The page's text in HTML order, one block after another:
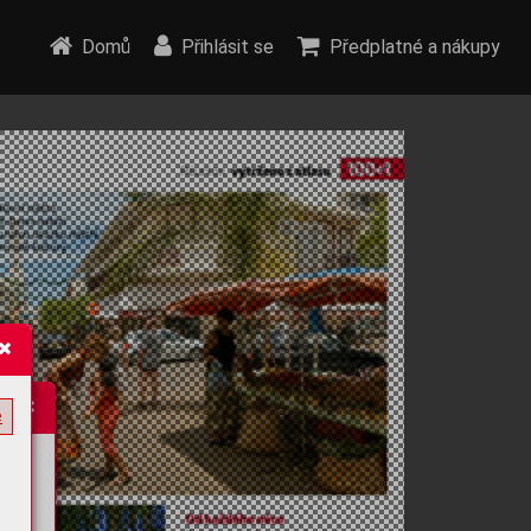
Domů Přihlásit se Předplatné a nákupy